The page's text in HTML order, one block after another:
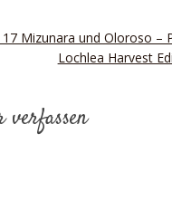
17 Mizunara und Oloroso –
Lochlea Harvest
verfassen